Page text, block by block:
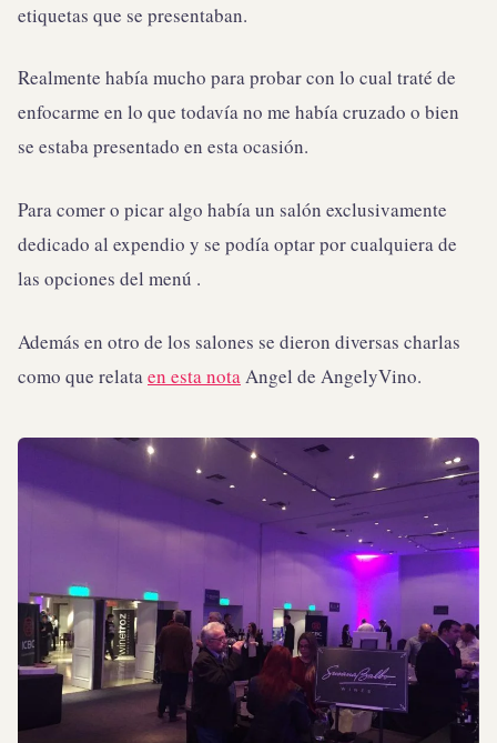
etiquetas que se presentaban.
Realmente había mucho para probar con lo cual traté de
enfocarme en lo que todavía no me había cruzado o bien
se estaba presentado en esta ocasión.
Para comer o picar algo había un salón exclusivamente
dedicado al expendio y se podía optar por cualquiera de
las opciones del menú .
Además en otro de los salones se dieron diversas charlas
como que relata en esta nota Angel de AngelyVino.